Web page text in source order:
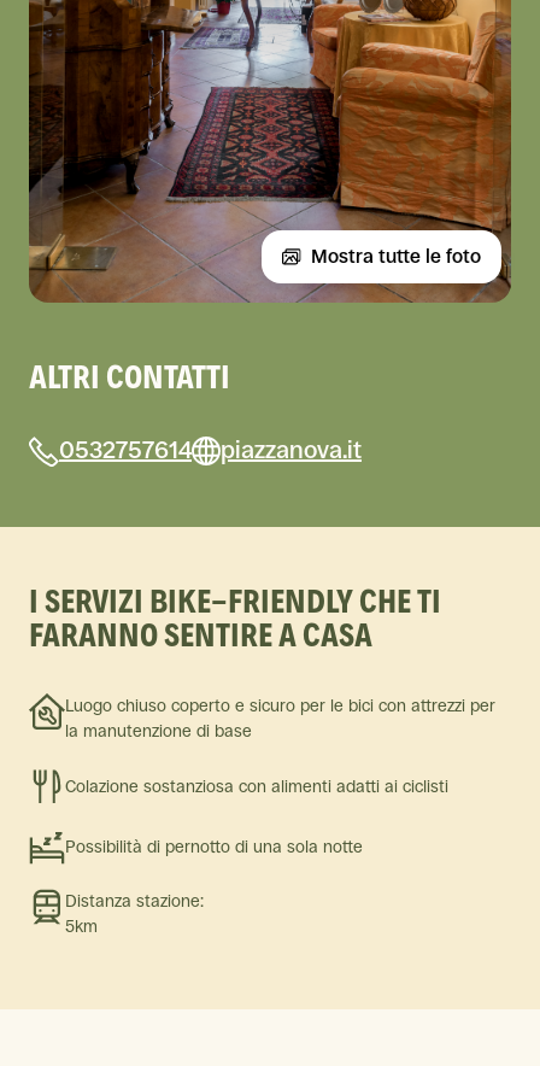
Mostra tutte le foto
ALTRI CONTATTI
0532757614 piazzanova.it
I SERVIZI BIKE-FRIENDLY CHE TI
FARANNO SENTIRE A CASA
Luogo chiuso coperto e sicuro per le bici con attrezzi per
la manutenzione di base
Colazione sostanziosa con alimenti adatti ai ciclisti
Possibilità di pernotto di una sola notte
Distanza stazione:
5km